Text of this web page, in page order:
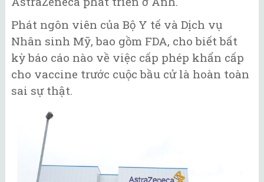
Phát ngôn viên của Bộ Y tế và Dịch vụ
Nhân sinh Mỹ, bao gồm FDA, cho biết bất
kỳ báo cáo nào về việc cấp phép khẩn cấp
cho vaccine trước cuộc bầu cử là hoàn toàn
sai sự thật.